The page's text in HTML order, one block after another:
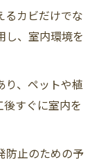
るカビだけでな
し、室内環境を
り、ペットや植
すぐに室内を
防止のための予